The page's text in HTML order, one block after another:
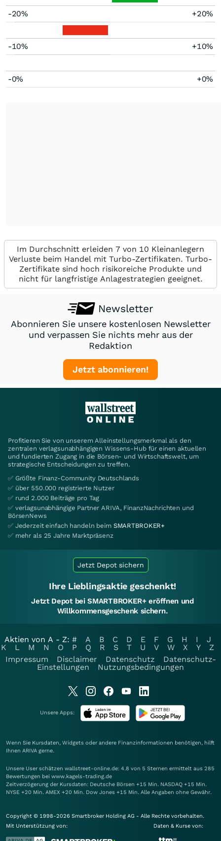
-20% +20%
-10% +10%
-0% +0%
Im Durchschnitt erleiden 7 von 10 Kleinanlegern
Verluste beim Handel mit Turbo-Zertifikaten. Turbo-
Zertifikate sind hoch risikoreiche Produkte und
nicht für langfristige Anlagestrategien geeignet.
Newsletter
Abonnieren Sie unsere kostenlosen Newsletter
und verpassen Sie nichts mehr aus der
Redaktion
Jetzt abonnieren!
Profitieren Sie von unserem Alleinstellungsmerkmal als den
zentralen verlagsunabhängigen Wissens-Hub für einen aktuellen
und fundierten Zugang in die Börsen- und Wirtschaftswelt, um
strategische Entscheidungen zu treffen.
✅ Größte Finanz-Community Deutschlands
✅ über 550.000 registrierte Nutzer
✅ rund 2.000 Beiträge pro Tag
✅ verlagsunabhängige Partner ARIVA, FinanzNachrichten und
BörsenNews
✅ Jederzeit einfach handeln beim SMARTBROKER+
✅ mehr als 25 Jahre Marktpräsenz
Jetzt Depot sichern
Ihre Lieblingsaktie geschenkt!
Jetzt Depot bei SMARTBROKER+ eröffnen und
Willkommensgeschenk sichern.
Aktien von A - Z: # A B C D E F G H I
J
K
L M N O P Q R S T U V W X Y
Z
Impressum
Disclaimer Datenschutz
Datenschutz-
Einstellungen
Nutzungsbedingungen
Unsere Apps:
Wenn Sie Kursdaten, Widgets oder andere Finanzinformationen benötigen, hilft
Ihnen ARIVA gerne.
Unsere User schätzen wallstreet-online.de: 4.8 von 5 Sternen ermittelt aus 285
Bewertungen bei www.kagels-trading.de
Zeitverzögerung der Kursdaten: Deutsche Börsen +15 Min. NASDAQ +15 Min.
NYSE +20 Min. AMEX +20 Min. Dow Jones +15 Min. Alle Angaben ohne Gewähr.
Copyright © 1998-2026 Smartbroker Holding AG - Alle Rechte vorbehalten.
Mit Unterstützung von:
Daten & Kurse von: